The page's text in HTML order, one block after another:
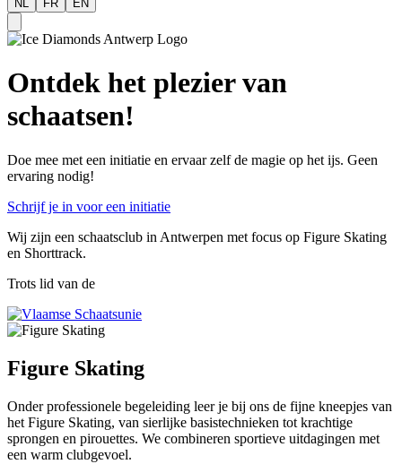
NL FR EN
Ontdek het plezier van
schaatsen!
Doe mee met een initiatie en ervaar zelf de magie op het ijs. Geen
ervaring nodig!
Schrijf je in voor een initiatie
Wij zijn een schaatsclub in Antwerpen met focus op Figure Skating
en Shorttrack.
Trots lid van de
Figure Skating
Onder professionele begeleiding leer je bij ons de fijne kneepjes van
het Figure Skating, van sierlijke basistechnieken tot krachtige
sprongen en pirouettes. We combineren sportieve uitdagingen met
een warm clubgevoel.